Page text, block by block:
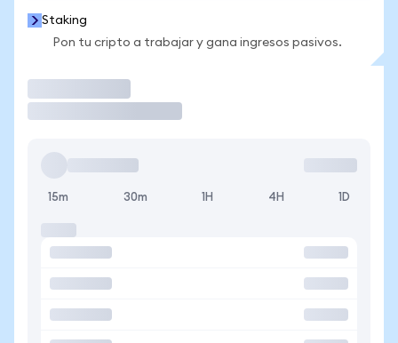
Staking
Pon tu cripto a trabajar y gana ingresos pasivos.
15m 30m 1H 4H 1D